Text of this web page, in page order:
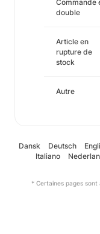
Commande
double
Article en
rupture de
stock
Autre
Dansk Deutsch
Italiano
* Certaines pages sont